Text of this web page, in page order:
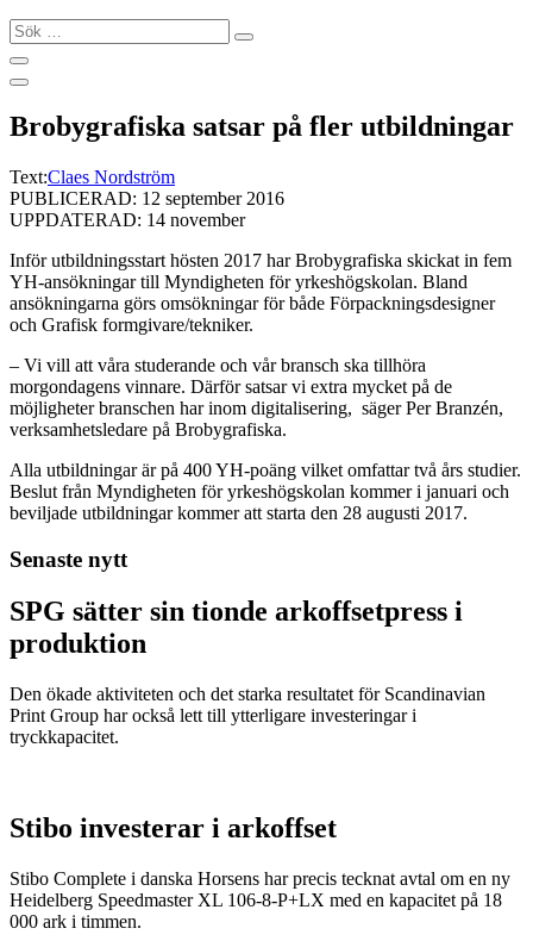
Sök
…
Brobygrafiska satsar på fler utbildningar
Text:Claes Nordström
PUBLICERAD: 12 september 2016
UPPDATERAD: 14 november
Inför utbildningsstart hösten 2017 har Brobygrafiska skickat in fem
YH-ansökningar till Myndigheten för yrkeshögskolan. Bland
ansökningarna görs omsökningar för både Förpackningsdesigner
och Grafisk formgivare/tekniker.
– Vi vill att våra studerande och vår bransch ska tillhöra
morgondagens vinnare. Därför satsar vi extra mycket på de
möjligheter branschen har inom digitalisering, säger Per Branzén,
verksamhetsledare på Brobygrafiska.
Alla utbildningar är på 400 YH-poäng vilket omfattar två års studier.
Beslut från Myndigheten för yrkeshögskolan kommer i januari och
beviljade utbildningar kommer att starta den 28 augusti 2017.
Senaste nytt
SPG sätter sin tionde arkoffsetpress i
produktion
Den ökade aktiviteten och det starka resultatet för Scandinavian
Print Group har också lett till ytterligare investeringar i
tryckkapacitet.
Stibo investerar i arkoffset
Stibo Complete i danska Horsens har precis tecknat avtal om en ny
Heidelberg Speedmaster XL 106-8-P+LX med en kapacitet på 18
000 ark i timmen.